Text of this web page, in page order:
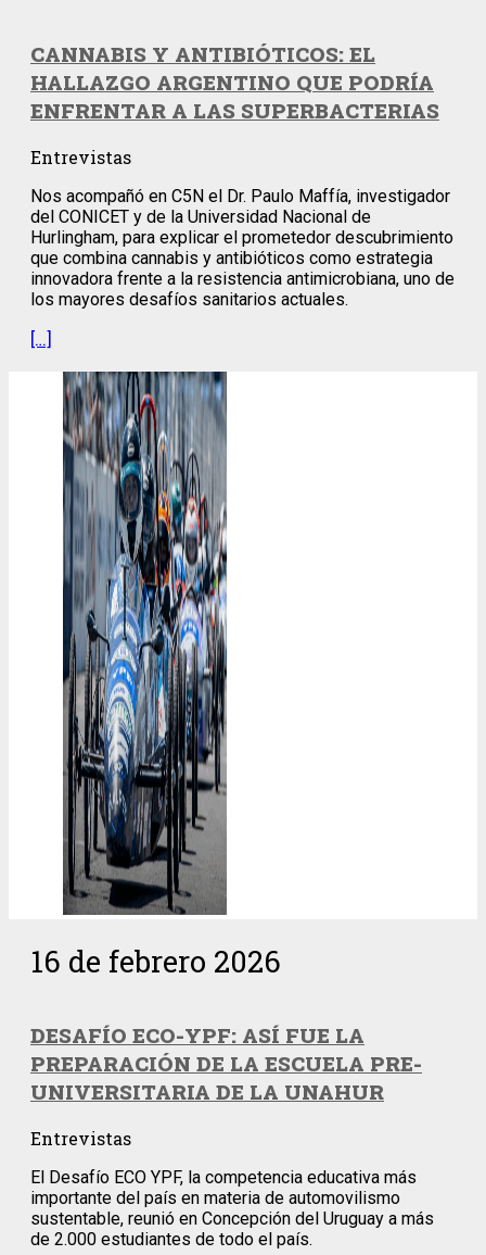
CANNABIS Y ANTIBIÓTICOS: EL
HALLAZGO ARGENTINO QUE PODRÍA
ENFRENTAR A LAS SUPERBACTERIAS
Entrevistas
Nos acompañó en C5N el Dr. Paulo Maffía, investigador
del CONICET y de la Universidad Nacional de
Hurlingham, para explicar el prometedor descubrimiento
que combina cannabis y antibióticos como estrategia
innovadora frente a la resistencia antimicrobiana, uno de
los mayores desafíos sanitarios actuales.
[…]
16 de febrero 2026
DESAFÍO ECO-YPF: ASÍ FUE LA
PREPARACIÓN DE LA ESCUELA PRE-
UNIVERSITARIA DE LA UNAHUR
Entrevistas
El Desafío ECO YPF, la competencia educativa más
importante del país en materia de automovilismo
sustentable, reunió en Concepción del Uruguay a más
de 2.000 estudiantes de todo el país.